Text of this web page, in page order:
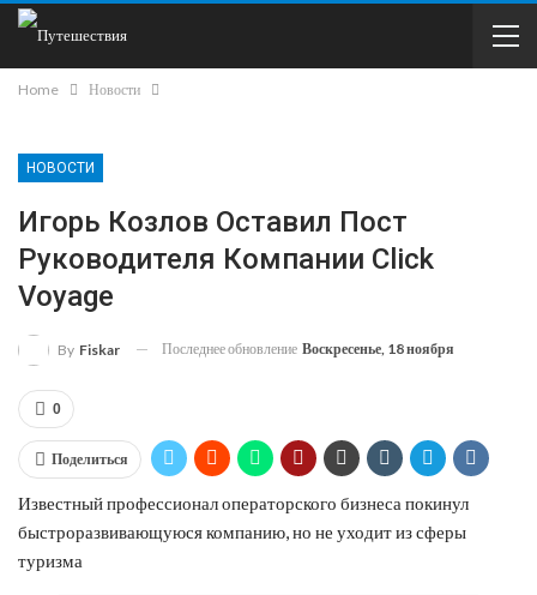
Home Новости
НОВОСТИ
Игорь Козлов Оставил Пост
Руководителя Компании Click
Voyage
By Fiskar Последнее обновление Воскресенье, 18 ноября
0
Поделиться
Известный профессионал операторского бизнеса покинул
быстроразвивающуюся компанию, но не уходит из сферы
туризма